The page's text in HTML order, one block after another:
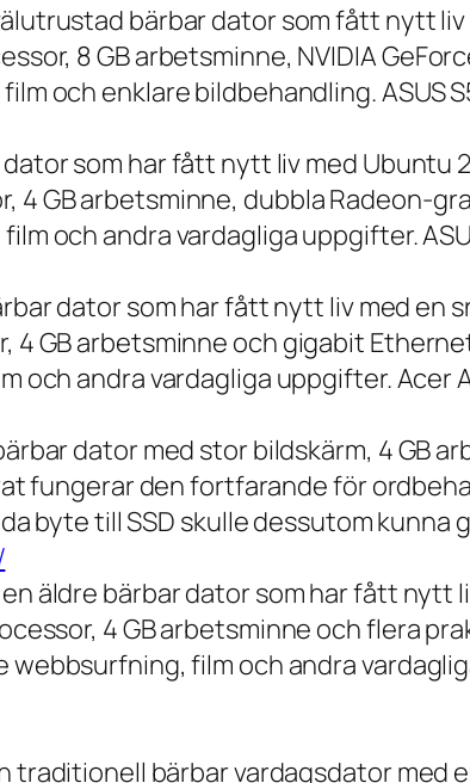
bärbar dator som fått nytt
8 GB arbetsminne, NVIDIA
och enklare bildbehandling. ASUS
som har fått nytt liv med Ubuntu
4 GB arbetsminne, dubbla Radeon-
och andra vardagliga uppgifter.
dator som har fått nytt liv med en
4 GB arbetsminne och gigabit
och andra vardagliga uppgifter. Acer
dator med stor bildskärm, 4 GB
fungerar den fortfarande för
byte till SSD skulle dessutom
äldre bärbar dator som har fått nytt
4 GB arbetsminne och flera
film och andra
traditionell bärbar vardagsdator